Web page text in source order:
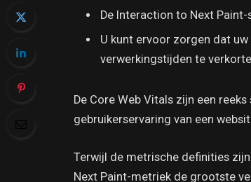
De Interaction to Next
U kunt ervoor zorgen dat
verwerkingstijden te
De Core Web Vitals zijn een
gebruikerservaring van een
Terwijl de metrische definities
Next Paint-metriek de grootste